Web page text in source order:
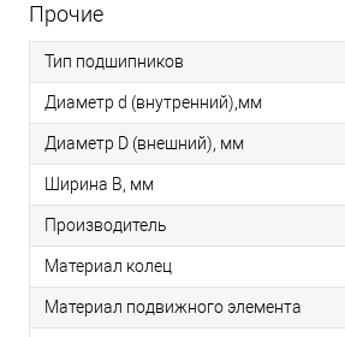
Прочие
Тип подшипников
Диаметр d (внутренний),мм
Диаметр D (внешний), мм
Ширина B, мм
Производитель
Материал колец
Материал подвижного элемента